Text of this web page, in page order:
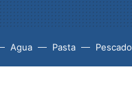
Agua Pasta Pescado